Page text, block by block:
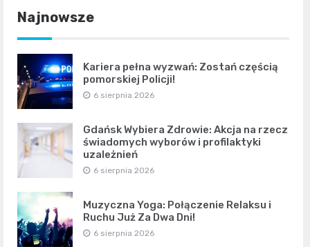
Najnowsze
Kariera pełna wyzwań: Zostań częścią
pomorskiej Policji!
6 sierpnia 2026
Gdańsk Wybiera Zdrowie: Akcja na rzecz
świadomych wyborów i profilaktyki
uzależnień
6 sierpnia 2026
Muzyczna Yoga: Połączenie Relaksu i
Ruchu Już Za Dwa Dni!
6 sierpnia 2026